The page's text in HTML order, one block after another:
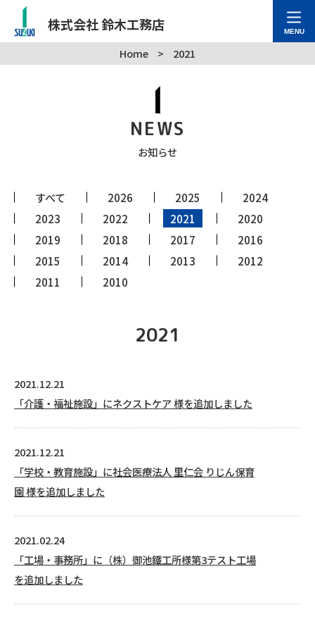
株式会社 鈴木工務店 MENU
Home > 2021
NEWS
お知らせ
すべて 2026 2025
2024
2023
2022 2021
2020
2019
2018 2017
2016
2015
2014 2013
2012
2011
2010
2021
2021.12.21
「介護・福祉施設」にネクストケア 様を追加しました
2021.12.21
「学校・教育施設」に社会医療法人 里仁会 りじん保育
園 様を追加しました
2021.02.24
「工場・事務所」に（株）御池鐵工所様第3テスト工場
を追加しました